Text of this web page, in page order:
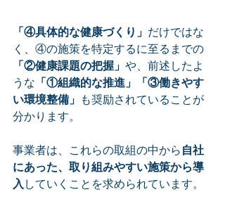
「④具体的な健康づくり」 だけではな
く、④の施策を特定するに至るまでの
「②健康課題の把握」 や、前述したよ
うな 「①組織的な推進」「③働きやす
い環境整備」 も奨励されていることが
分かります。
事業者は、これらの取組の中から自社
にあった、取り組みやすい施策から導
入していくことを求められています。